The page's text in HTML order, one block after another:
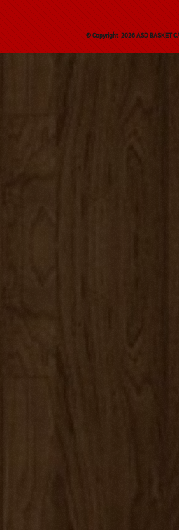
© Copyright 2026 ASD BASKET